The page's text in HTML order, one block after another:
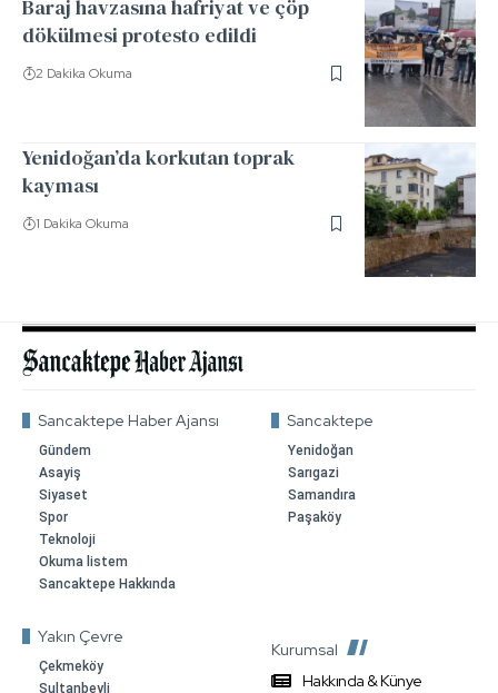
Baraj havzasına hafriyat ve çöp
dökülmesi protesto edildi
2 Dakika Okuma
Yenidoğan’da korkutan toprak
kayması
1 Dakika Okuma
Sancaktepe Haber Ajansı
Gündem
Asayiş
Siyaset
Spor
Teknoloji
Okuma listem
Sancaktepe Hakkında
Sancaktepe
Yenidoğan
Sarıgazi
Samandıra
Paşaköy
Yakın Çevre
Çekmeköy
Sultanbeyli
Kurumsal
Hakkında & Künye